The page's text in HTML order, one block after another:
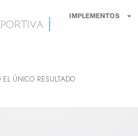
IMPLEMENTOS
ÚNICO RESULTADO